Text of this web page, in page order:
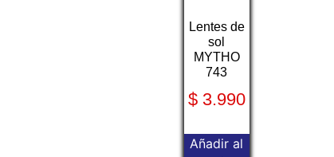
Lentes de
sol
MYTHO
743
$3.990
Añadir al